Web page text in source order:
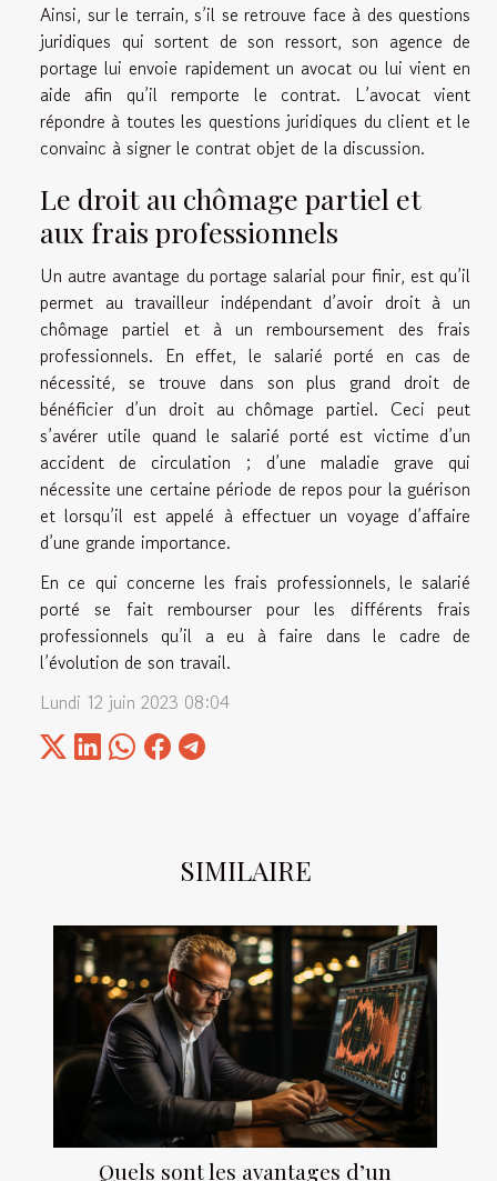
SIMILAIRE
Quels sont les avantages d’un
Ainsi, sur le terrain, s’il se retrouve face à des questions
juridiques qui sortent de son ressort, son agence de
portage lui envoie rapidement un avocat ou lui vient en
aide afin qu’il remporte le contrat. L’avocat vient
répondre à toutes les questions juridiques du client et le
convainc à signer le contrat objet de la discussion.
Le droit au chômage partiel et
aux frais professionnels
Un autre avantage du portage salarial pour finir, est qu’il
permet au travailleur indépendant d’avoir droit à un
chômage partiel et à un remboursement des frais
professionnels. En effet, le salarié porté en cas de
nécessité, se trouve dans son plus grand droit de
bénéficier d’un droit au chômage partiel. Ceci peut
s’avérer utile quand le salarié porté est victime d’un
accident de circulation ; d’une maladie grave qui
nécessite une certaine période de repos pour la guérison
et lorsqu’il est appelé à effectuer un voyage d’affaire
d’une grande importance.
En ce qui concerne les frais professionnels, le salarié
porté se fait rembourser pour les différents frais
professionnels qu’il a eu à faire dans le cadre de
l’évolution de son travail.
Lundi 12 juin 2023 08:04